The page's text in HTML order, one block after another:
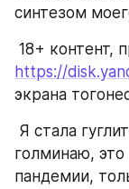
синтезом
https://
экрана
голминаю,
пандемии,